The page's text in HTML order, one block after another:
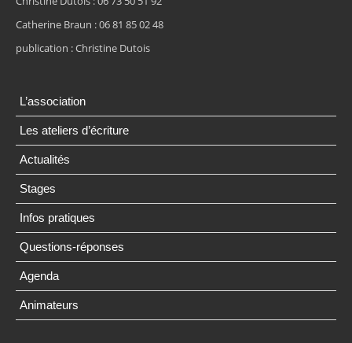
Catherine Braun : 06 81 85 02 48
publication : Christine Dutois
L’association
Les ateliers d’écriture
Actualités
Stages
Infos pratiques
Questions-réponses
Agenda
Animateurs